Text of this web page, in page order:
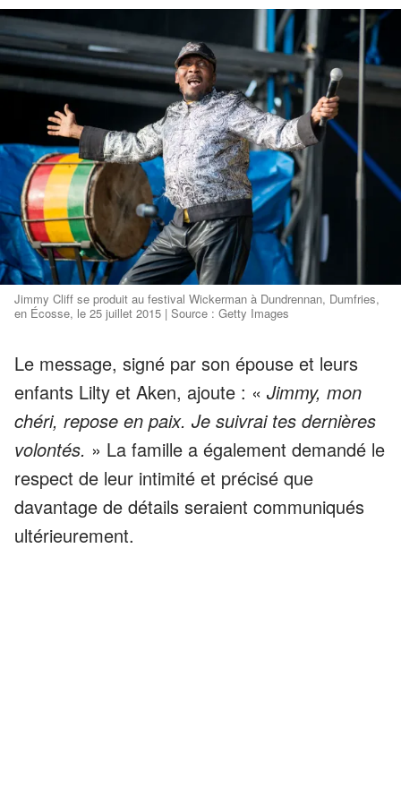
Jimmy Cliff se produit au festival Wickerman à Dundrennan, Dumfries,
en Écosse, le 25 juillet 2015 | Source : Getty Images
Le message, signé par son épouse et leurs
enfants Lilty et Aken, ajoute : « Jimmy, mon
chéri, repose en paix. Je suivrai tes dernières
volontés. » La famille a également demandé le
respect de leur intimité et précisé que
davantage de détails seraient communiqués
ultérieurement.